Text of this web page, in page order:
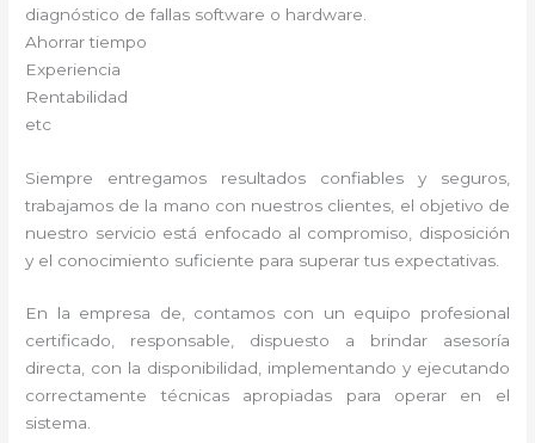
diagnóstico de fallas software o hardware.
Ahorrar tiempo
Experiencia
Rentabilidad
etc
Siempre entregamos resultados confiables y seguros,
trabajamos de la mano con nuestros clientes, el objetivo de
nuestro servicio está enfocado al compromiso, disposición
y el conocimiento suficiente para superar tus expectativas.
En la empresa de, contamos con un equipo profesional
certificado, responsable, dispuesto a brindar asesoría
directa, con la disponibilidad, implementando y ejecutando
correctamente técnicas apropiadas para operar en el
sistema.